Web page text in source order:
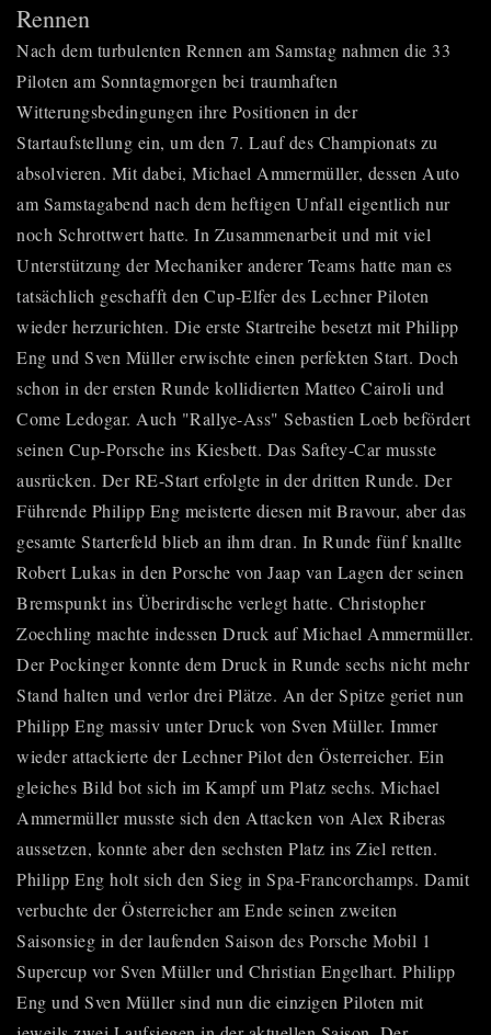
Rennen
Nach dem turbulenten Rennen am Samstag nahmen die 33
Piloten am Sonntagmorgen bei traumhaften
Witterungsbedingungen ihre Positionen in der
Startaufstellung ein, um den 7. Lauf des Championats zu
absolvieren. Mit dabei, Michael Ammermüller, dessen Auto
am Samstagabend nach dem heftigen Unfall eigentlich nur
noch Schrottwert hatte. In Zusammenarbeit und mit viel
Unterstützung der Mechaniker anderer Teams hatte man es
tatsächlich geschafft den Cup-Elfer des Lechner Piloten
wieder herzurichten. Die erste Startreihe besetzt mit Philipp
Eng und Sven Müller erwischte einen perfekten Start. Doch
schon in der ersten Runde kollidierten Matteo Cairoli und
Come Ledogar. Auch "Rallye-Ass" Sebastien Loeb befördert
seinen Cup-Porsche ins Kiesbett. Das Saftey-Car musste
ausrücken. Der RE-Start erfolgte in der dritten Runde. Der
Führende Philipp Eng meisterte diesen mit Bravour, aber das
gesamte Starterfeld blieb an ihm dran. In Runde fünf knallte
Robert Lukas in den Porsche von Jaap van Lagen der seinen
Bremspunkt ins Überirdische verlegt hatte. Christopher
Zoechling machte indessen Druck auf Michael Ammermüller.
Der Pockinger konnte dem Druck in Runde sechs nicht mehr
Stand halten und verlor drei Plätze. An der Spitze geriet nun
Philipp Eng massiv unter Druck von Sven Müller. Immer
wieder attackierte der Lechner Pilot den Österreicher. Ein
gleiches Bild bot sich im Kampf um Platz sechs. Michael
Ammermüller musste sich den Attacken von Alex Riberas
aussetzen, konnte aber den sechsten Platz ins Ziel retten.
Philipp Eng holt sich den Sieg in Spa-Francorchamps. Damit
verbuchte der Österreicher am Ende seinen zweiten
Saisonsieg in der laufenden Saison des Porsche Mobil 1
Supercup vor Sven Müller und Christian Engelhart. Philipp
Eng und Sven Müller sind nun die einzigen Piloten mit